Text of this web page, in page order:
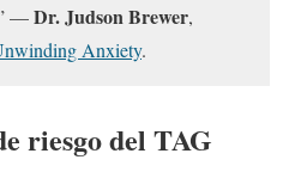
—Dr. Judson Brewer,
Anxiety.
riesgo del TAG